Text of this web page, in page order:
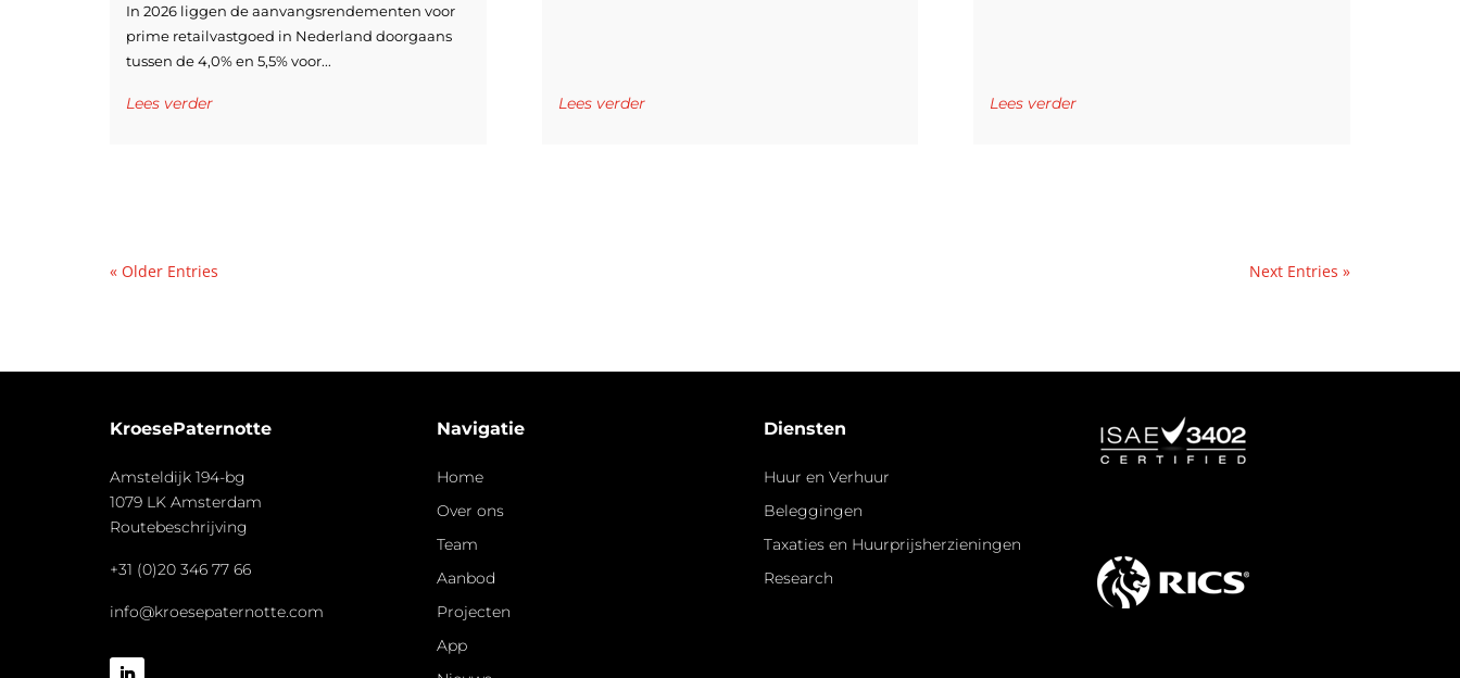
In 2026 liggen de aanvangsrendementen voor
prime retailvastgoed in Nederland doorgaans
tussen de 4,0% en 5,5% voor...
Lees verder Lees verder Lees verder
« Older Entries Next Entries »
KroesePaternotte
Amsteldijk 194-bg
1079 LK Amsterdam
Routebeschrijving
+31 (0)20 346 77 66
info@kroesepaternotte.com
Navigatie
Home
Over ons
Team
Aanbod
Projecten
App
Diensten
Huur en Verhuur
Beleggingen
Taxaties en Huurprijsherzieningen
Research